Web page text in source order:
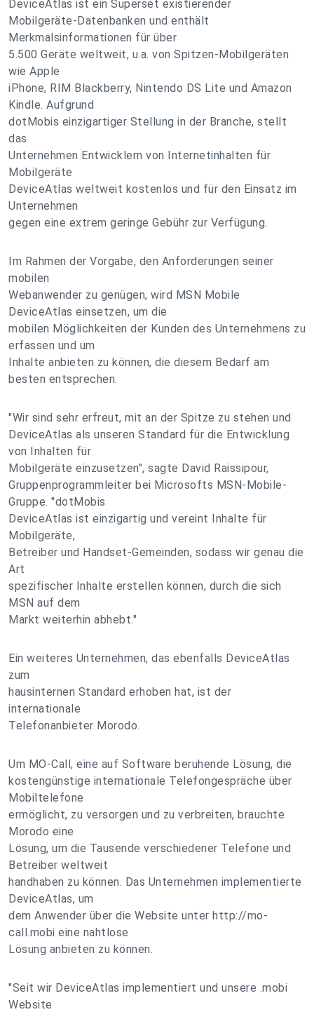
DeviceAtlas ist ein Superset existierender
Mobilgeräte-Datenbanken und enthält
Merkmalsinformationen für über
5.500 Geräte weltweit, u.a. von Spitzen-Mobilgeräten
wie Apple
iPhone, RIM Blackberry, Nintendo DS Lite und Amazon
Kindle. Aufgrund
dotMobis einzigartiger Stellung in der Branche, stellt
das
Unternehmen Entwicklern von Internetinhalten für
Mobilgeräte
DeviceAtlas weltweit kostenlos und für den Einsatz im
Unternehmen
gegen eine extrem geringe Gebühr zur Verfügung.
Im Rahmen der Vorgabe, den Anforderungen seiner
mobilen
Webanwender zu genügen, wird MSN Mobile
DeviceAtlas einsetzen, um die
mobilen Möglichkeiten der Kunden des Unternehmens zu
erfassen und um
Inhalte anbieten zu können, die diesem Bedarf am
besten entsprechen.
"Wir sind sehr erfreut, mit an der Spitze zu stehen und
DeviceAtlas als unseren Standard für die Entwicklung
von Inhalten für
Mobilgeräte einzusetzen", sagte David Raissipour,
Gruppenprogrammleiter bei Microsofts MSN-Mobile-
Gruppe. "dotMobis
DeviceAtlas ist einzigartig und vereint Inhalte für
Mobilgeräte,
Betreiber und Handset-Gemeinden, sodass wir genau die
Art
spezifischer Inhalte erstellen können, durch die sich
MSN auf dem
Markt weiterhin abhebt."
Ein weiteres Unternehmen, das ebenfalls DeviceAtlas
zum
hausinternen Standard erhoben hat, ist der
internationale
Telefonanbieter Morodo.
Um MO-Call, eine auf Software beruhende Lösung, die
kostengünstige internationale Telefongespräche über
Mobiltelefone
ermöglicht, zu versorgen und zu verbreiten, brauchte
Morodo eine
Lösung, um die Tausende verschiedener Telefone und
Betreiber weltweit
handhaben zu können. Das Unternehmen implementierte
DeviceAtlas, um
dem Anwender über die Website unter http://mo-
call.mobi eine nahtlose
Lösung anbieten zu können.
"Seit wir DeviceAtlas implementiert und unsere .mobi
Website